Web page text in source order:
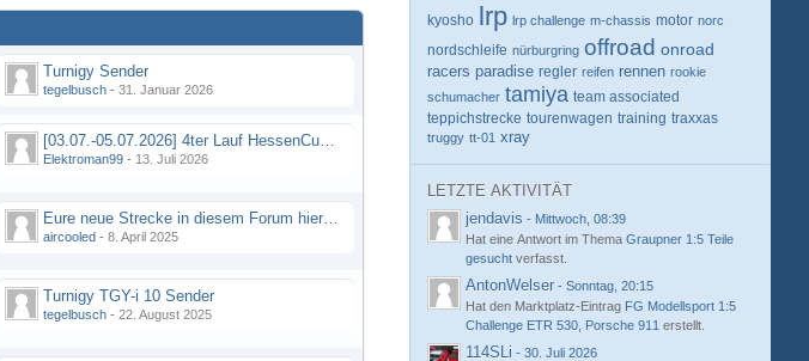
Turnigy Sender
tegelbusch - 31. Januar 2026
[03.07.-05.07.2026] 4ter Lauf HessenCup OR8 / OR8E 2026 beim MSV Linsengericht e.V.
Elektroman99 - 13. Juli 2026
Eure neue Strecke in diesem Forum hier posten
aircooled - 8. April 2025
Turnigy TGY-i 10 Sender
tegelbusch - 22. August 2025
kyosho lrp lrp challenge m-chassis motor norc
nordschleife nürburgring offroad onroad
racers paradise regler reifen rennen rookie
schumacher tamiya team associated
teppichstrecke tourenwagen training traxxas
truggy tt-01 xray
LETZTE AKTIVITÄT
jendavis - Mittwoch, 08:39
Hat eine Antwort im Thema Graupner 1:5 Teile
gesucht verfasst.
AntonWelser - Sonntag, 20:15
Hat den Marktplatz-Eintrag FG Modellsport 1:5
Challenge ETR 530, Porsche 911 erstellt.
114SLi - 30. Juli 2026